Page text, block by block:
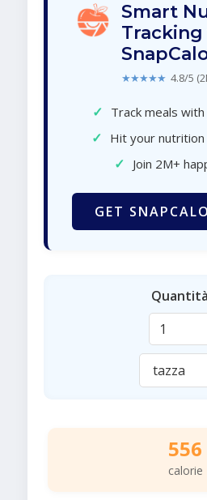
Smart
★★★★★ 4.8/5
✓ Track meals
✓ Hit your
✓ Join 2M+
GET
556
calorie